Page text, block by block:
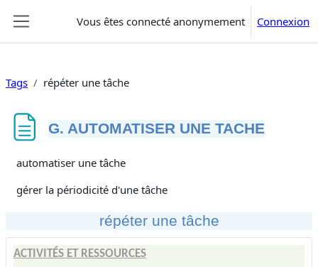
Vous êtes connecté anonymement Connexion
Tags répéter une tâche
G. AUTOMATISER UNE TACHE
Conditions d’achèvement
automatiser une tâche
gérer la périodicité d'une tâche
répéter une tâche
ACTIVITÉS ET RESSOURCES